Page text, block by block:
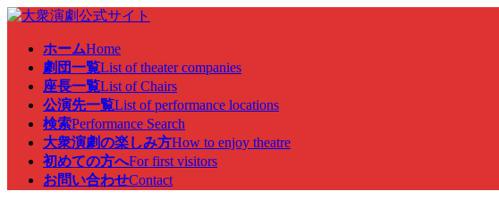
コ
ナ
ホームHome
劇団一覧List of theater companies
座長一覧List of Chairs
公演先一覧List of performance locations
検索Performance Search
大衆演劇の楽しみ方How to enjoy theatre
初めての方へFor first visitors
お問い合わせContact